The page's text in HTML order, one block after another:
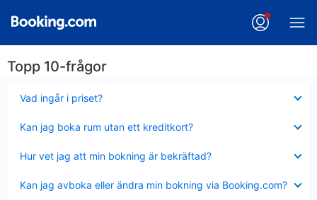
Topp 10-frågor
Vad ingår i priset?
mindre
Kan jag boka rum utan ett kreditkort?
mindre
Hur vet jag att min bokning är bekräftad?
mindre
Kan jag avboka eller ändra min bokning via Booking.com?
mindre